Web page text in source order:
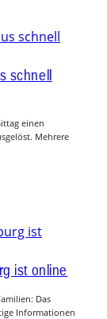
schnell
einen
Mehrere
ist online
Das
Informationen